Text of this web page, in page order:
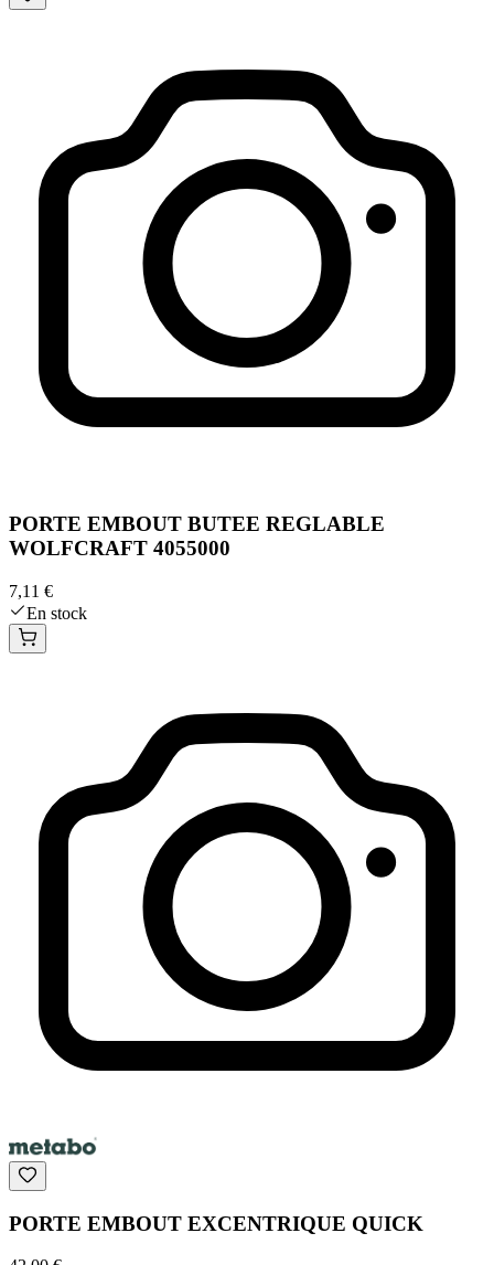
PORTE EMBOUT BUTEE REGLABLE
WOLFCRAFT 4055000
7,11 €
En stock
PORTE EMBOUT EXCENTRIQUE QUICK